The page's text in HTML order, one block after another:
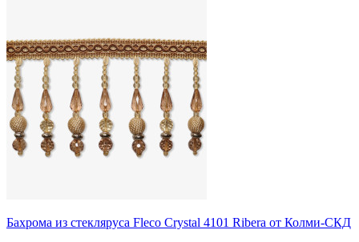
Бахрома из стекляруса Fleco Crystal 4101 Ribera от Колми-СКД